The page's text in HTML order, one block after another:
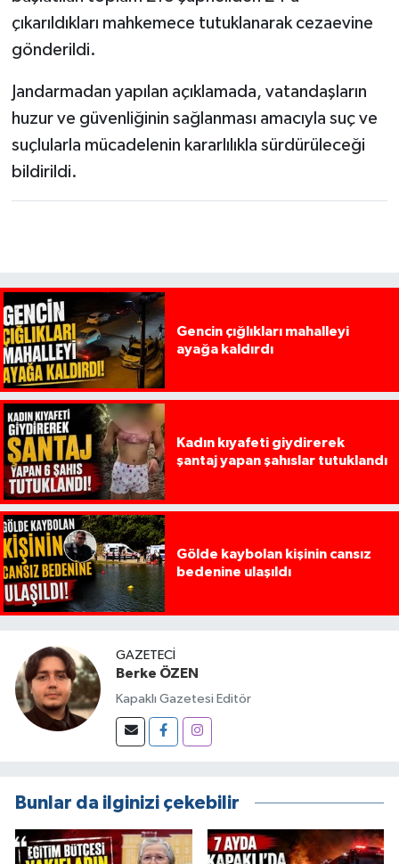
çıkarıldıkları mahkemece tutuklanarak cezaevine
gönderildi.
Jandarmadan yapılan açıklamada, vatandaşların
huzur ve güvenliğinin sağlanması amacıyla suç ve
suçlularla mücadelenin kararlılıkla sürdürüleceği
bildirildi.
Gencin çığlıkları mahalleyi
ayağa kaldırdı
Kadın kıyafeti giydirerek
şantaj yapan şahıslar tutuklandı
Gölde kaybolan kişinin cansız
bedenine ulaşıldı
GAZETECI
Berke ÖZEN
Kapaklı Gazetesi Editör
Bunlar da ilginizi çekebilir